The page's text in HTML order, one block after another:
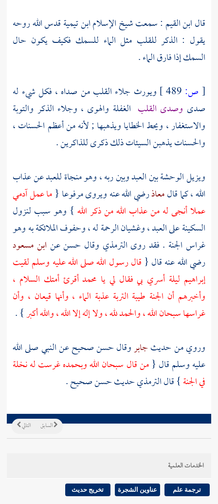
قالابن القيم : سمعت شيخ الإسلامابن تيميةقدس الله روحه
يقول : الذكر للقلب مثل الماء للسمك فكيف يكون حال
السمك إذا فارق الماء .
[ ص:
ويورث جلاء القلب من صداه ، فكل شيء له
صدى وصدى القلب الغفلة والهوى ، وجلاء الذكر والتوبة
والاستغفار ، ويحط الخطايا ويذهبها ; لأنه من أعظم الحسنات ،
والحسنات يذهبن السيئات ذلك ذكرى للذاكرين .
ويزيل الوحشة بين العبد وبين ربه ، وهو منجاة للعبد عن عذاب
الله ، كما قالمعاذرضي الله عنه ويروى مرفوعا {ما عمل آدمي
عملا أنجى له من عذاب الله من ذكر الله } وهو سبب لنزول
السكينة على العبد ، وغشيان الرحمة له ، وحفوف الملائكة به وهو
غراس الجنة . فقد روى الترمذي وقال حسن عن ابن مسعود
رضي الله عنه قال { قال رسول الله صلى الله عليه وسلم لقيت
إبراهيم ليلة أسري بي فقال لي يا محمدأقرئ أمتك السلام ،
وأخبرهم أن الجنة طيبة التربة عذبة الماء ، وأنها قيعان ، وأن
غراسها سبحان الله ، والحمد لله ، ولا إله إلا الله ، والله أكبر} .
وروي من حديثجابروقال حسن صحيح عن النبي صلى الله
عليه وسلم قال {من قال سبحان الله وبحمده غرست له نخلة
في الجنة} قالالترمذيحديث حسن صحيح .
التالي السابق
الخدمات العلمية
ترجمة علم عناوين الشجرة تخريج حديث